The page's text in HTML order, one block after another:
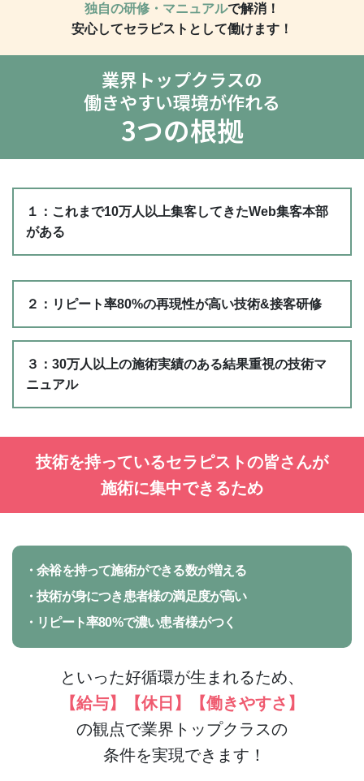
独自の研修・マニュアルで解消！
安心してセラピストとして働けます！
業界トップクラスの
働きやすい環境が作れる
3つの根拠
１：これまで10万人以上集客してきたWeb集客本部
がある
２：リピート率80%の再現性が高い技術&接客研修
３：30万人以上の施術実績のある結果重視の技術マ
ニュアル
技術を持っているセラピストの皆さんが
施術に集中できるため
・余裕を持って施術ができる数が増える
・技術が身につき患者様の満足度が高い
・リピート率80%で濃い患者様がつく
といった好循環が生まれるため、
【給与】【休日】【働きやすさ】
の観点で業界トップクラスの
条件を実現できます！